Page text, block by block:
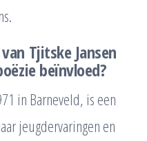
Tjitske Jansen
beïnvloed?
in Barneveld, is een
jeugdervaringen en